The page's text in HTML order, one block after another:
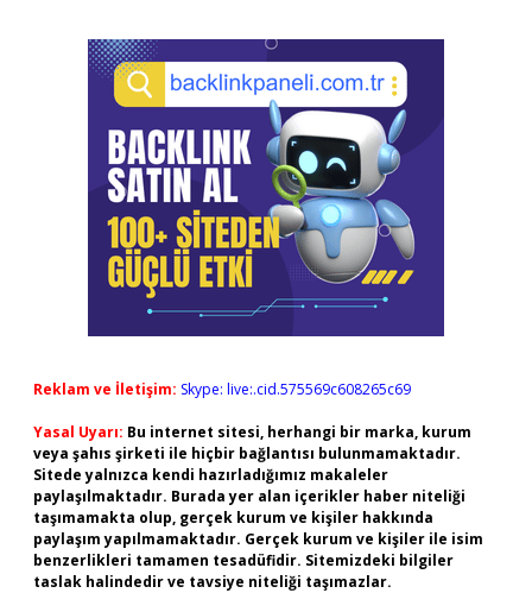
Reklam ve İletişim: Skype: live:.cid.575569c608265c69
Yasal Uyarı: Bu internet sitesi, herhangi bir marka, kurum
veya şahıs şirketi ile hiçbir bağlantısı bulunmamaktadır.
Sitede yalnızca kendi hazırladığımız makaleler
paylaşılmaktadır. Burada yer alan içerikler haber niteliği
taşımamakta olup, gerçek kurum ve kişiler hakkında
paylaşım yapılmamaktadır. Gerçek kurum ve kişiler ile isim
benzerlikleri tamamen tesadüfidir. Sitemizdeki bilgiler
taslak halindedir ve tavsiye niteliği taşımazlar.